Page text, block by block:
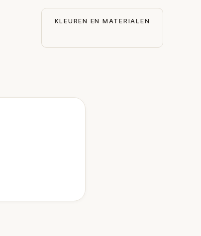
KLEUREN EN MATERIALEN